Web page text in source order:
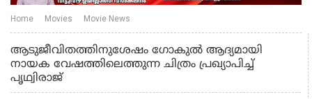
Home Movies Movie News
ആടുജീവിതത്തിനുശേഷം ഗോകുല്‍ ആദ്യമായി
നായക വേഷത്തിലെത്തുന്ന ചിത്രം പ്രഖ്യാപിച്ച്
പൃഥ്വിരാജ്